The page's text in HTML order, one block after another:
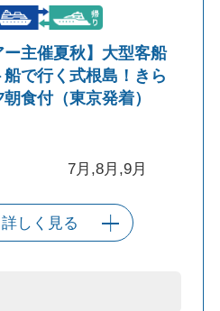
ー主催夏秋】大型客船
で行く式根島！きら
食付（東京発着）
7月,8月,9月
東京（竹芝客船
詳しく見る